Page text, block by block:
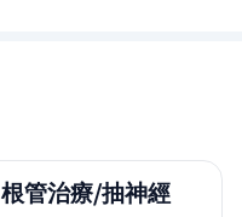
根管治療/抽神經